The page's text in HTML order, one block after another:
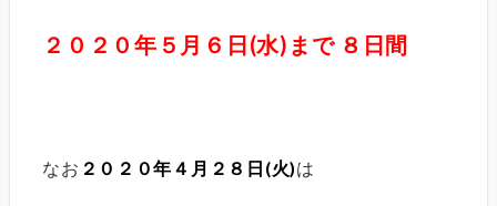
２０２０年５月６日(水)まで ８日間
なお ２０２０年４月２８日(火)は